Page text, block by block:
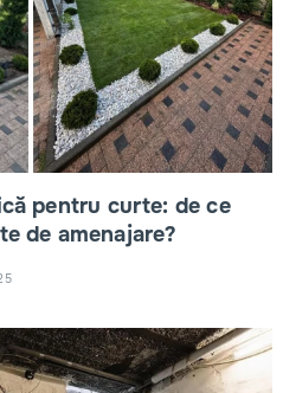
pentru curte: de ce
de amenajare?